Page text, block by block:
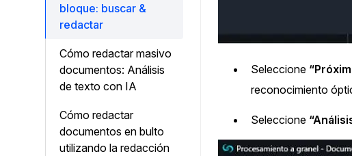
bloque: buscar &
redactar
Cómo redactar masivo
documentos: Análisis
de texto con IA
Cómo redactar
documentos en bulto
utilizando la redacción
Seleccione
reconocimiento
Seleccione